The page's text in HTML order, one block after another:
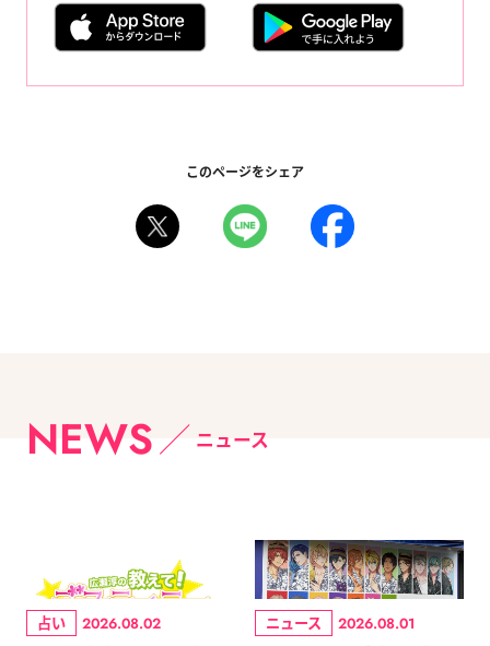
このページをシェア
NEWS ニュース
占い 2026.08.02 ニュース 2026.08.01